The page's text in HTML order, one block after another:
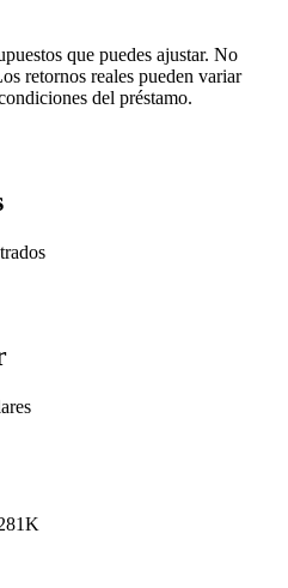
que puedes ajustar. No
retornos reales pueden variar
del préstamo.